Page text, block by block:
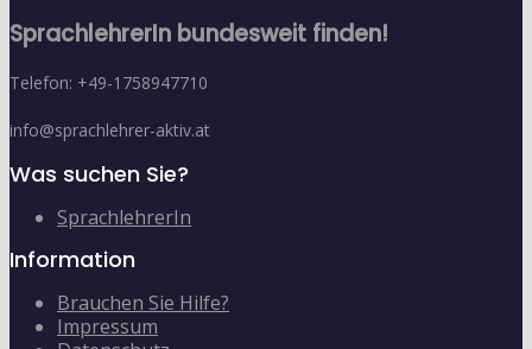
SprachlehrerIn bundesweit finden!
Telefon: +49-1758947710
info@sprachlehrer-aktiv.at
Was suchen Sie?
SprachlehrerIn
Information
Brauchen Sie Hilfe?
Impressum